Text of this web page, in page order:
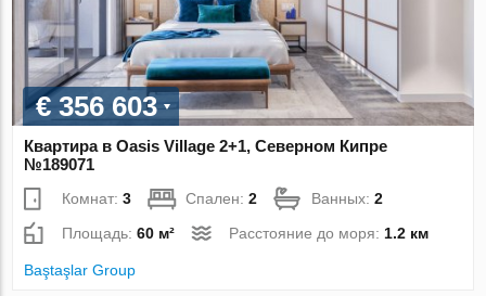
€ 356 603
Квартира в Oasis Village 2+1, Северном Кипре
№189071
Комнат:3 Спален:2 Ванных:2
Площадь:60 м² Расстояние до моря: 1.2 км
Baştaşlar Group